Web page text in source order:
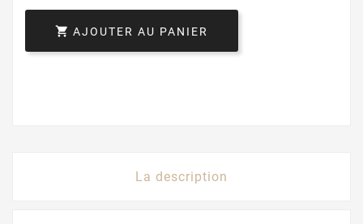
 AJOUTER AU PANIER
La description